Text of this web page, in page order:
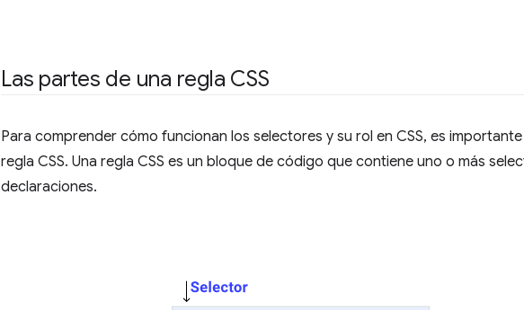
Las partes de una regla CSS
Para comprender cómo funcionan los selectores y su rol en CSS, es
regla CSS. Una regla CSS es un bloque de código que contiene uno o más
declaraciones.